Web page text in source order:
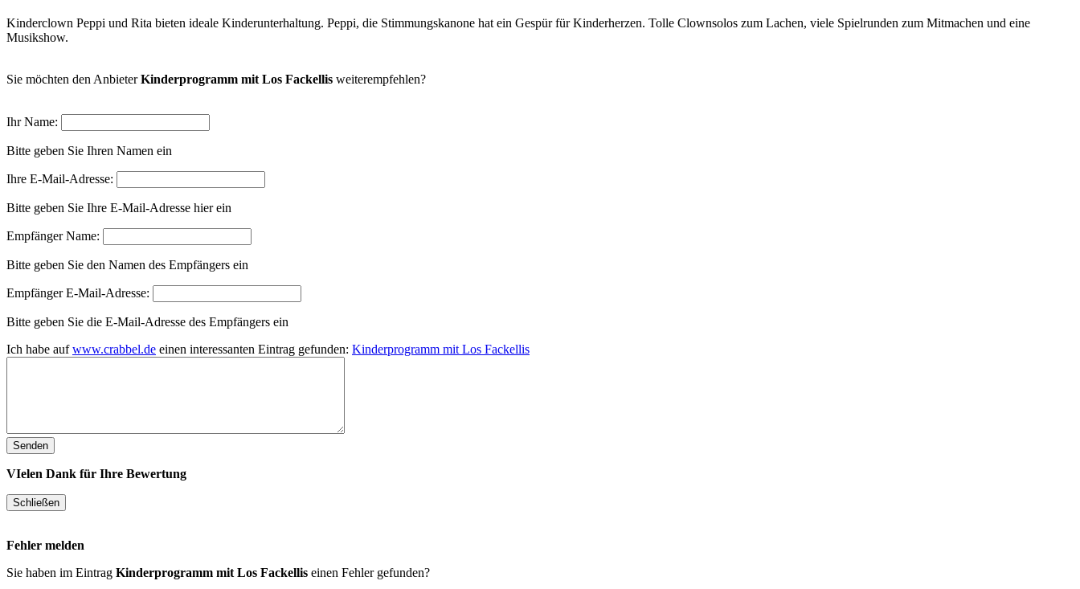
Kinderclown Peppi und Rita bieten ideale Kinderunterhaltung. Peppi, die Stimmungskanone hat ein Gespür für Kinderherzen. Tolle Clownsolos zum Lachen, viele Spielrunden zum Mitmachen und eine
Musikshow.
Sie möchten den AnbieterKinderprogramm mit Los Fackellis weiterempfehlen?
Ihr Name:
Bitte geben Sie Ihren Namen ein
Ihre E-Mail-Adresse:
Bitte geben Sie Ihre E-Mail-Adresse hier ein
Empfänger Name:
Bitte geben Sie den Namen des Empfängers ein
Empfänger E-Mail-Adresse:
Bitte geben Sie die E-Mail-Adresse des Empfängers ein
Ich habe aufwww.crabbel.de einen interessanten Eintrag gefunden: Kinderprogramm mit Los Fackellis
VIelen Dank für Ihre Bewertung
Fehler melden
Sie haben im Eintrag Kinderprogramm mit Los Fackellis einen Fehler gefunden?